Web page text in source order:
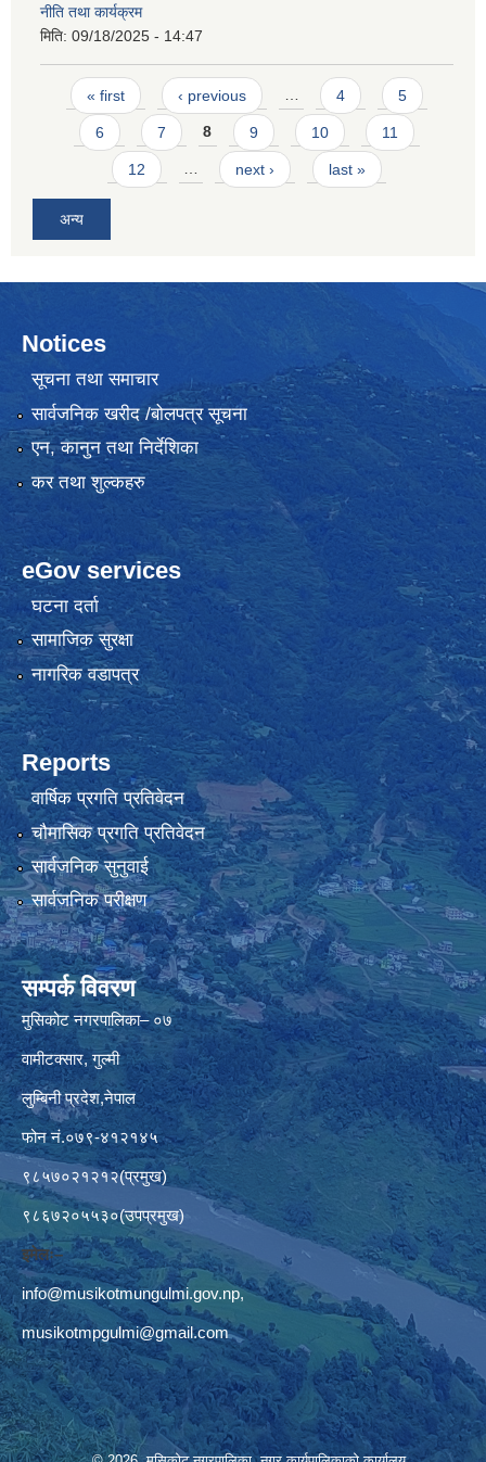
नीति तथा कार्यक्रम
मिति: 09/18/2025 - 14:47
Pages
« first ‹ previous … 4 5
6 7 8 9 10 11
12 … next › last »
अन्य
Notices
सूचना तथा समाचार
सार्वजनिक खरीद /बोलपत्र सूचना
एन, कानुन तथा निर्देशिका
कर तथा शुल्कहरु
eGov services
घटना दर्ता
सामाजिक सुरक्षा
नागरिक वडापत्र
Reports
वार्षिक प्रगति प्रतिवेदन
चौमासिक प्रगति प्रतिवेदन
सार्वजनिक सुनुवाई
सार्वजनिक परीक्षण
सम्पर्क विवरण
मुसिकोट नगरपालिका– ०७
वामीटक्सार, गुल्मी
लुम्बिनी प्रदेश,नेपाल
फोन नं.०७९-४१२१४५
९८५७०२१२१२(प्रमुख)
९८६७२०५५३०(उपप्रमुख)
इमेलः–
info@musikotmungulmi.gov.np,
musikotmpgulmi@gmail.com